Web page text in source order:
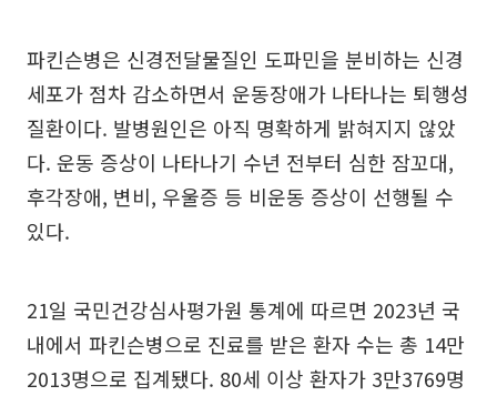
파킨슨병은 신경전달물질인 도파민을 분비하는 신경
세포가 점차 감소하면서 운동장애가 나타나는 퇴행성
질환이다. 발병원인은 아직 명확하게 밝혀지지 않았
다. 운동 증상이 나타나기 수년 전부터 심한 잠꼬대,
후각장애, 변비, 우울증 등 비운동 증상이 선행될 수
있다.
21일 국민건강심사평가원 통계에 따르면 2023년 국
내에서 파킨슨병으로 진료를 받은 환자 수는 총 14만
2013명으로 집계됐다. 80세 이상 환자가 3만3769명